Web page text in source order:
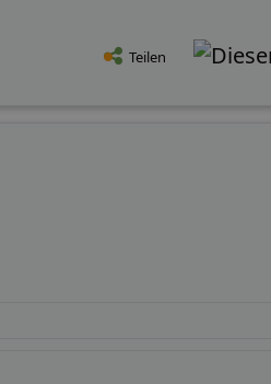
Teilen